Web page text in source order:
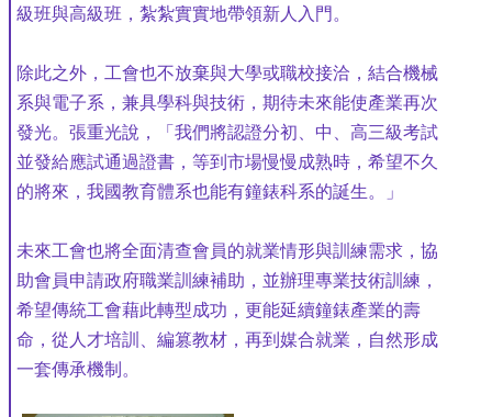
級班與高級班，紮紮實實地帶領新人入門。
除此之外，工會也不放棄與大學或職校接洽，結合機械
系與電子系，兼具學科與技術，期待未來能使產業再次
發光。張重光說，「我們將認證分初、中、高三級考試
並發給應試通過證書，等到市場慢慢成熟時，希望不久
的將來，我國教育體系也能有鐘錶科系的誕生。」
未來工會也將全面清查會員的就業情形與訓練需求，協
助會員申請政府職業訓練補助，並辦理專業技術訓練，
希望傳統工會藉此轉型成功，更能延續鐘錶產業的壽
命，從人才培訓、編篡教材，再到媒合就業，自然形成
一套傳承機制。